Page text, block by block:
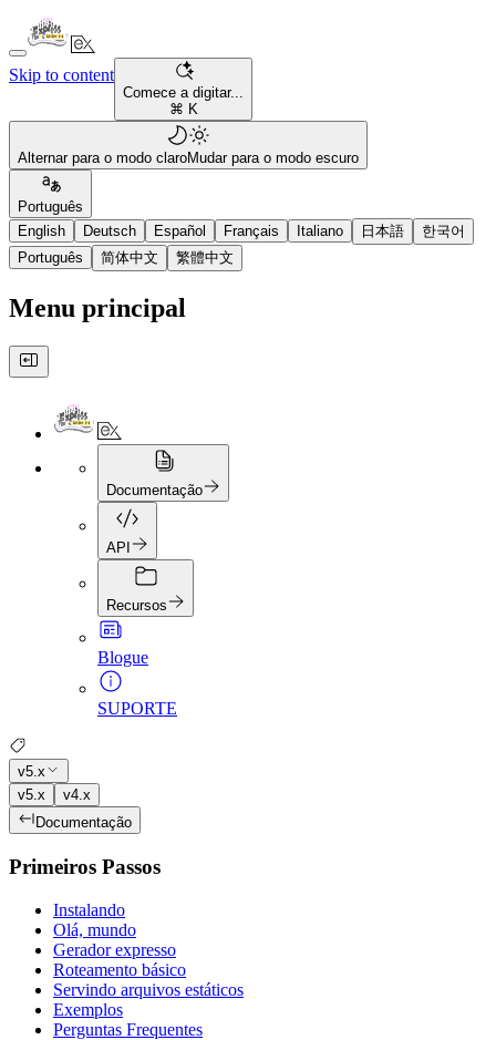
Skip to content
Comece a digitar...
⌘ K
Alternar para o modo claroMudar para o modo escuro
Português
English
Deutsch Español Français Italiano 日本語
한국어
Português
简体中文 繁體中文
Menu principal
Documentação
API
Recursos
Blogue
SUPORTE
v5.x
v5.x
v4.x
Documentação
Primeiros Passos
Instalando
Olá, mundo
Gerador expresso
Roteamento básico
Servindo arquivos estáticos
Exemplos
Perguntas Frequentes